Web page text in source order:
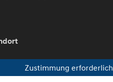
Zustimmung erforderlich